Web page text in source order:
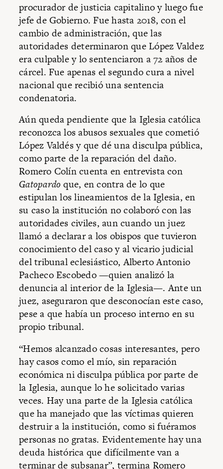
procurador de justicia capitalino y luego fue
jefe de Gobierno. Fue hasta 2018, con el
cambio de administración, que las
autoridades determinaron que López Valdez
era culpable y lo sentenciaron a 72 años de
cárcel. Fue apenas el segundo cura a nivel
nacional que recibió una sentencia
condenatoria.
Aún queda pendiente que la Iglesia católica
reconozca los abusos sexuales que cometió
López Valdés y que dé una disculpa pública,
como parte de la reparación del daño.
Romero Colín cuenta en entrevista con
Gatopardo que, en contra de lo que
estipulan los lineamientos de la Iglesia, en
su caso la institución no colaboró con las
autoridades civiles, aun cuando un juez
llamó a declarar a los obispos que tuvieron
conocimiento del caso y al vicario judicial
del tribunal eclesiástico, Alberto Antonio
Pacheco Escobedo —quien analizó la
denuncia al interior de la Iglesia—. Ante un
juez, aseguraron que desconocían este caso,
pese a que había un proceso interno en su
propio tribunal.
“Hemos alcanzado cosas interesantes, pero
hay casos como el mío, sin reparación
económica ni disculpa pública por parte de
la Iglesia, aunque lo he solicitado varias
veces. Hay una parte de la Iglesia católica
que ha manejado que las víctimas quieren
destruir a la institución, como si fuéramos
personas no gratas. Evidentemente hay una
deuda histórica que difícilmente van a
terminar de subsanar”, termina Romero